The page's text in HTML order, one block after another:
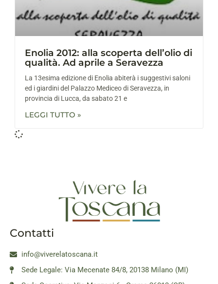
Enolia 2012: alla scoperta dell’olio di
qualità. Ad aprile a Seravezza
La 13esima edizione di Enolia abiterà i suggestivi saloni
ed i giardini del Palazzo Mediceo di Seravezza, in
provincia di Lucca, da sabato 21 e
LEGGI TUTTO »
Contatti
info@viverelatoscana.it
Sede Legale: Via Mecenate 84/8, 20138 Milano (MI)